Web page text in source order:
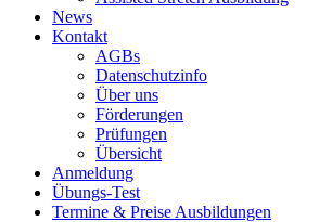
News
Kontakt
AGBs
Datenschutzinfo
Über uns
Förderungen
Prüfungen
Übersicht
Anmeldung
Übungs-Test
Termine & Preise Ausbildungen